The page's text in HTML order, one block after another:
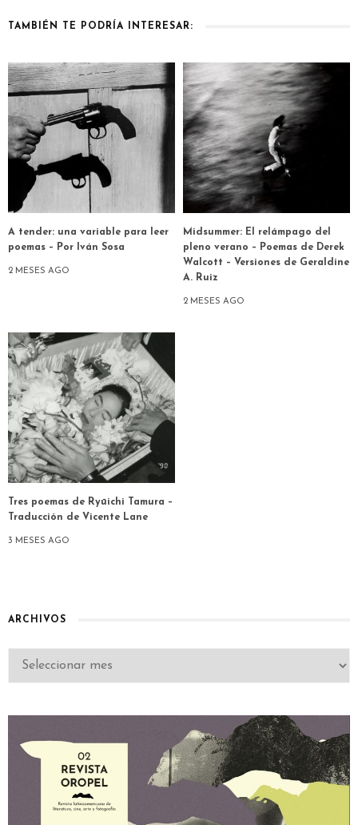
TAMBIÉN TE PODRÍA INTERESAR:
A tender: una variable para leer
poemas – Por Iván Sosa
2 MESES AGO
Midsummer: El relámpago del
pleno verano – Poemas de Derek
Walcott – Versiones de Geraldine
A. Ruiz
2 MESES AGO
Tres poemas de Ryūichi Tamura –
Traducción de Vicente Lane
3 MESES AGO
ARCHIVOS